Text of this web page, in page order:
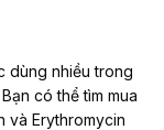
dùng nhiều trong
có thể tìm mua
và Erythromycin